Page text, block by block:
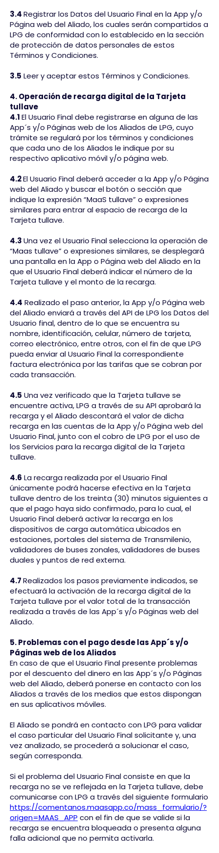
3.4Registrar los Datos del Usuario Final en la App y/o
Página web del Aliado, los cuales serán compartidos a
LPG de conformidad con lo establecido en la sección
de protección de datos personales de estos
Términos y Condiciones.
3.5 Leer y aceptar estos Términos y Condiciones.
4. Operación de recarga digital de la Tarjeta
tullave
4.1El Usuario Final debe registrarse en alguna de las
App´s y/o Páginas web de los Aliados de LPG, cuyo
trámite se regulará por los términos y condiciones
que cada uno de los Aliados le indique por su
respectivo aplicativo móvil y/o página web.
4.2El Usuario Final deberá acceder a la App y/o Página
web del Aliado y buscar el botón o sección que
indique la expresión “MaaS tullave” o expresiones
similares para entrar al espacio de recarga de la
Tarjeta tullave.
4.3Una vez el Usuario Final selecciona la operación de
“Maas tullave” o expresiones similares, se desplegará
una pantalla en la App o Página web del Aliado en la
que el Usuario Final deberá indicar el número de la
Tarjeta tullave y el monto de la recarga.
4.4 Realizado el paso anterior, la App y/o Página web
del Aliado enviará a través del API de LPG los Datos del
Usuario final, dentro de lo que se encuentra su
nombre, identificación, celular, número de tarjeta,
correo electrónico, entre otros, con el fin de que LPG
pueda enviar al Usuario Final la correspondiente
factura electrónica por las tarifas que se cobran por
cada transacción.
4.5 Una vez verificado que la Tarjeta tullave se
encuentre activa, LPG a través de su API aprobará la
recarga y el Aliado descontará el valor de dicha
recarga en las cuentas de la App y/o Página web del
Usuario Final, junto con el cobro de LPG por el uso de
los Servicios para la recarga digital de la Tarjeta
tullave.
4.6 La recarga realizada por el Usuario Final
únicamente podrá hacerse efectiva en la Tarjeta
tullave dentro de los treinta (30) minutos siguientes a
que el pago haya sido confirmado, para lo cual, el
Usuario Final deberá activar la recarga en los
dispositivos de carga automática ubicados en
estaciones, portales del sistema de Transmilenio,
validadores de buses zonales, validadores de buses
duales y puntos de red externa.
4.7Realizados los pasos previamente indicados, se
efectuará la activación de la recarga digital de la
Tarjeta tullave por el valor total de la transacción
realizada a través de las App´s y/o Páginas web del
Aliado.
5. Problemas con el pago desde las App´s y/o
Páginas web de los Aliados​
En caso de que el Usuario Final presente problemas
por el descuento del dinero en las App´s y/o Páginas
web del Aliado, deberá ponerse en contacto con los
Aliados a través de los medios que estos dispongan
en sus aplicativos móviles.​
El Aliado se pondrá en contacto con LPG para validar
el caso particular del Usuario Final solicitante y, una
vez analizado, se procederá a solucionar el caso,
según corresponda.
​Si el problema del Usuario Final consiste en que la
recarga no se ve reflejada en la Tarjeta tullave, debe
comunicarse con LPG a través del siguiente formulario
https://comentanos.maasapp.co/mass_formulario/?
origen=MAAS_APP con el fin de que se valide si la
recarga se encuentra bloqueada o presenta alguna
falla adicional que no permita activarla.​